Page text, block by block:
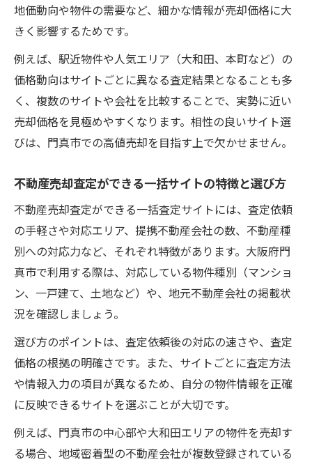
地価動向や物件の需要など、細かな情報が売却価格に大
きく影響するためです。
例えば、駅近物件や人気エリア（大和田、本町など）の
価格動向はサイトごとに異なる査定結果となることも多
く、複数のサイトや会社を比較することで、実勢に近い
売却価格を見極めやすくなります。相性の良いサイト選
びは、門真市での高値売却を目指す上で欠かせません。
不動産売却査定ができる一括サイトの特徴と選び方
不動産売却査定ができる一括査定サイトには、査定依頼
の手軽さや対応エリア、提携不動産会社の数、不動産種
別への対応力など、それぞれ特徴があります。大阪府門
真市で利用する際は、対応している物件種別（マンショ
ン、一戸建て、土地など）や、地元不動産会社の掲載状
況を確認しましょう。
選び方のポイントは、査定依頼後の対応の速さや、査定
価格の根拠の明確さです。また、サイトごとに査定方法
や情報入力の項目が異なるため、自分の物件情報を正確
に反映できるサイトを選ぶことが大切です。
例えば、門真市の中心部や大和田エリアの物件を売却す
る場合、地域密着型の不動産会社が複数登録されている